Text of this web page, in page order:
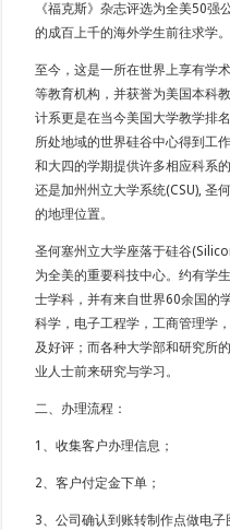
《福克斯》杂志评选为全美50
的成百上千的海外学生前往求学。
至今，这是一所在世界上享有学
等教育机构，并获誉为美国本科
计系更是在当今美国大学教学排
所处地域的世界硅谷中心得到工
和大四的学期提供许多相应科系
还是加州州立大学系统(CSU), 圣
的地理位置。
圣何塞州立大学座落于硅谷
为全美的重要科技中心。约有学
士学科，并有来自世界60余国的
科学，电子工程学，工商管理学
及好评；而各种大学部和研究所
业人士前来研究与学习。
二、办理流程：
1、收集客户办理信息；
2、客户付定金下单；
3、公司确认到账转制作点做电子